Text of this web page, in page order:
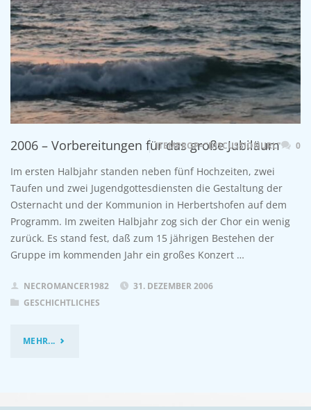
2006 – Vorbereitungen für das große Jubiläum
ITEMPROP="DISCUSSIONURL" 0
Im ersten Halbjahr standen neben fünf Hochzeiten, zwei
Taufen und zwei Jugendgottesdiensten die Gestaltung der
Osternacht und der Kommunion in Herbertshofen auf dem
Programm. Im zweiten Halbjahr zog sich der Chor ein wenig
zurück. Es stand fest, daß zum 15 jährigen Bestehen der
Gruppe im kommenden Jahr ein großes Konzert …
NECROMANCER1982
31. DEZEMBER 2006
GESCHICHTLICHES
MEHR..."2006